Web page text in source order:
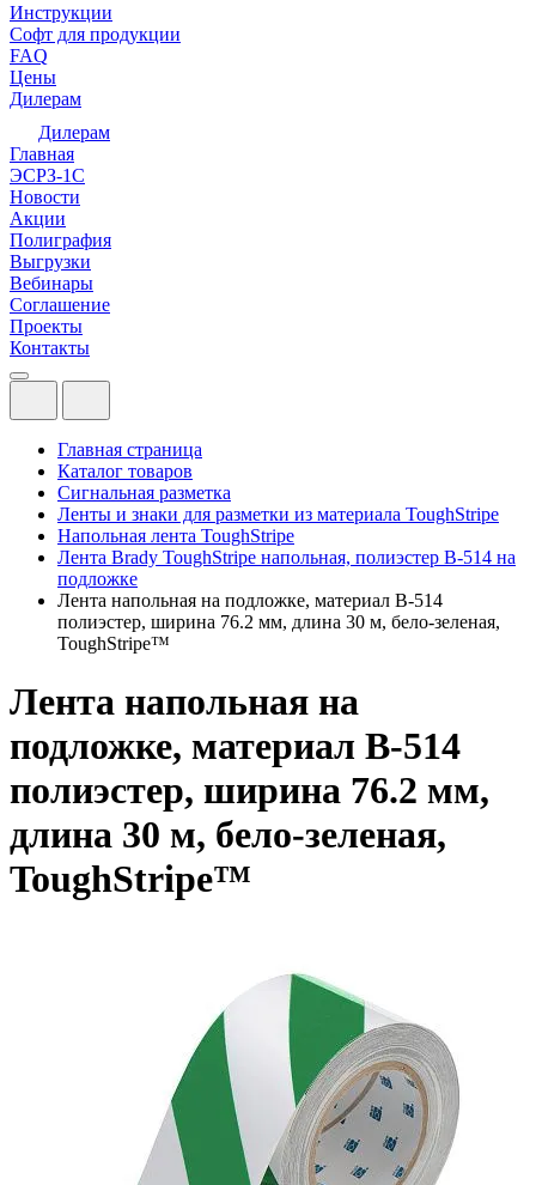
Инструкции
Софт для продукции
FAQ
Цены
Дилерам
Дилерам
Главная
ЭСРЗ-1С
Новости
Акции
Полиграфия
Выгрузки
Вебинары
Соглашение
Проекты
Контакты
Главная страница
Каталог товаров
Сигнальная разметка
Ленты и знаки для разметки из материала ToughStripe
Напольная лента ToughStripe
Лента Brady ToughStripe напольная, полиэстер В-514 на
подложке
Лента напольная на подложке, материал В-514
полиэстер, ширина 76.2 мм, длина 30 м, бело-зеленая,
ToughStripe™
Лента напольная на
подложке, материал В-514
полиэстер, ширина 76.2 мм,
длина 30 м, бело-зеленая,
ToughStripe™